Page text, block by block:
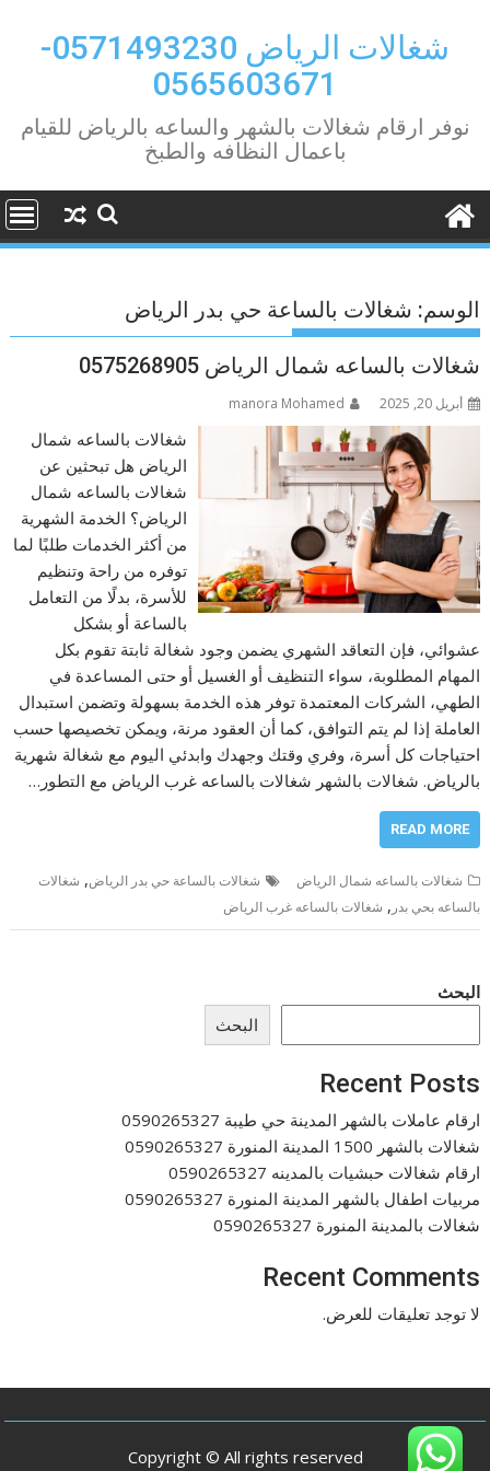
content
شغالات الرياض 0571493230-
0565603671
نوفر ارقام شغالات بالشهر والساعه بالرياض للقيام
باعمال النظافه والطبخ
الوسم: شغالات بالساعة حي بدر الرياض
شغالات بالساعه شمال الرياض 0575268905
أبريل 20, 2025 manora Mohamed
شغالات بالساعه شمال
الرياض هل تبحثين عن
شغالات بالساعه شمال
الرياض؟ الخدمة الشهرية
من أكثر الخدمات طلبًا لما
توفره من راحة وتنظيم
للأسرة، بدلًا من التعامل
بالساعة أو بشكل
عشوائي، فإن التعاقد الشهري يضمن وجود شغالة ثابتة تقوم بكل
المهام المطلوبة، سواء التنظيف أو الغسيل أو حتى المساعدة في
الطهي، الشركات المعتمدة توفر هذه الخدمة بسهولة وتضمن استبدال
العاملة إذا لم يتم التوافق، كما أن العقود مرنة، ويمكن تخصيصها حسب
احتياجات كل أسرة، وفري وقتك وجهدك وابدئي اليوم مع شغالة شهرية
بالرياض. شغالات بالشهر شغالات بالساعه غرب الرياض مع التطور…
READ MORE
شغالات بالساعه شمال الرياض شغالات بالساعة حي بدر الرياض, شغالات
بالساعه بحي بدر , شغالات بالساعه غرب الرياض
البحث
البحث
Recent Posts
ارقام عاملات بالشهر المدينة حي طيبة 0590265327
شغالات بالشهر 1500 المدينة المنورة 0590265327
ارقام شغالات حبشيات بالمدينه 0590265327
مربيات اطفال بالشهر المدينة المنورة 0590265327
شغالات بالمدينة المنورة 0590265327
Recent Comments
لا توجد تعليقات للعرض.
Copyright © All rights reserved